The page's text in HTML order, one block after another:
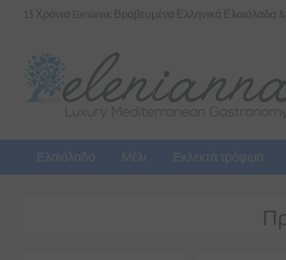
13 Χρόνια Elenianna: Βραβευμένα Ελληνικά Ελαιόλαδα
Ελαιόλαδο Μέλι Εκλεκτά τρόφιμα